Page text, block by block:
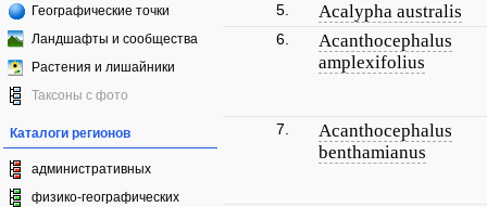
Географические точки
Ландшафты и сообщества
Растения и лишайники
Таксоны с фото
Каталоги регионов
административных
физико-географических
5. Acalypha australis
6.
Acanthocephalus
amplexifolius
7.
Acanthocephalus
benthamianus